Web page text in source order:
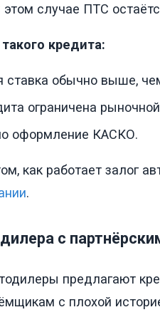
случае ПТС
кредита:
ставка обычно выше,
ограничена
оформление КАСКО.
как работает залог
.
с
предлагают
с плохой